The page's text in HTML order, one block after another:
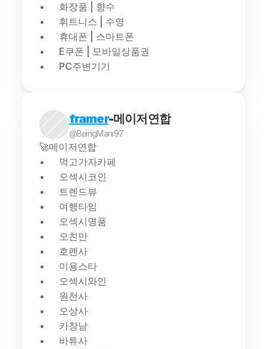
화장품 | 향수
휘트니스 | 수영
휴대폰 | 스마트폰
E쿠폰 | 모바일상품권
PC주변기기
framer-메이저연합
@BeingMani97
🚀메이저연합
먹고가자카페
오섹시코인
트렌드뷰
여행타임
오섹시명품
오친만
호펜사
미용스타
오섹시와인
원천사
오상사
카창남
바튜사